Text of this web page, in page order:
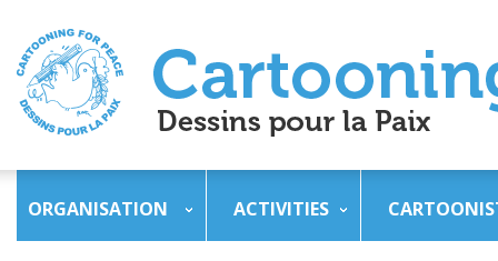
ORGANISATION ACTIVITIES